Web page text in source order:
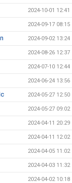
2024-10-01 12:41
2024-09-17 08:15
2024-09-02 13:24
2024-08-26 12:37
2024-07-10 12:44
2024-06-24 13:56
2024-05-27 12:50
2024-05-27 09:02
2024-04-11 20:29
2024-04-11 12:02
2024-04-05 11:02
2024-04-03 11:32
2024-04-02 10:18